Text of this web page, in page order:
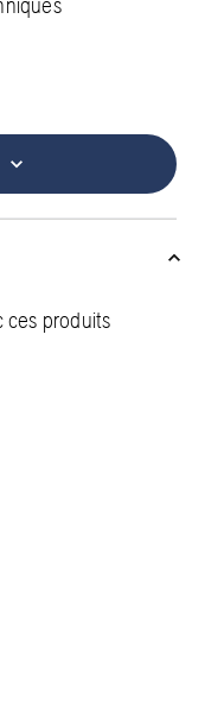
ces produits